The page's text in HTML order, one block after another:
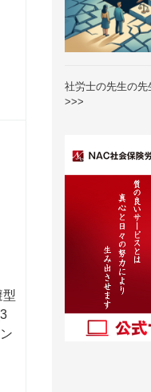
型
社労士の先生の
>>>